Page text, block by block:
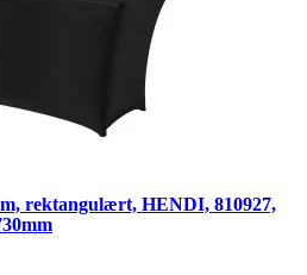
rektangulært, HENDI, 810927,